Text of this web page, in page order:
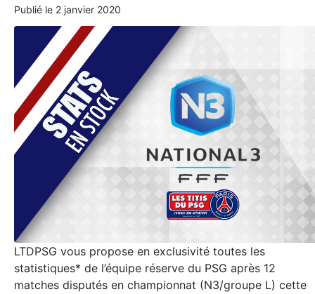
Publié le 2 janvier 2020
LTDPSG vous propose en exclusivité toutes les
statistiques* de l’équipe réserve du PSG après 12
matches disputés en championnat (N3/groupe L) cette